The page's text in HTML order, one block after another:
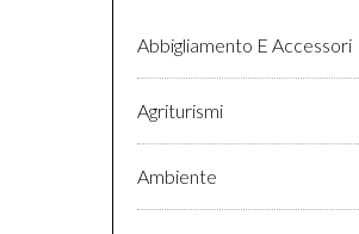
Abbigliamento E Accessori
Agriturismi
Ambiente